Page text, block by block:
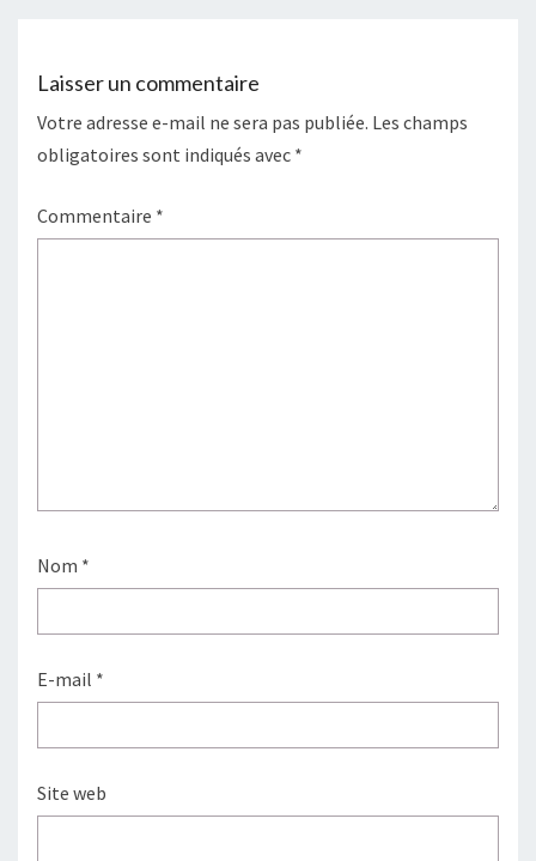
Laisser un commentaire
Votre adresse e-mail ne sera pas publiée. Les champs
obligatoires sont indiqués avec *
Commentaire *
Nom *
E-mail *
Site web